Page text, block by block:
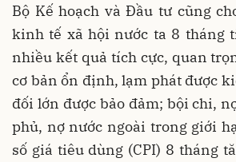
Bộ Kế hoạch và Đầu tư cũng
kinh tế xã hội nước ta 8 tháng
nhiều kết quả tích cực, quan
cơ bản ổn định, lạm phát được
đối lớn được bảo đảm; bội chi,
phủ, nợ nước ngoài trong giới
số giá tiêu dùng (CPI) 8 tháng